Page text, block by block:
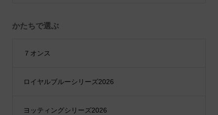
かたちで選ぶ
７オンス
ロイヤルブルーシリーズ2026
ヨッティングシリーズ2026